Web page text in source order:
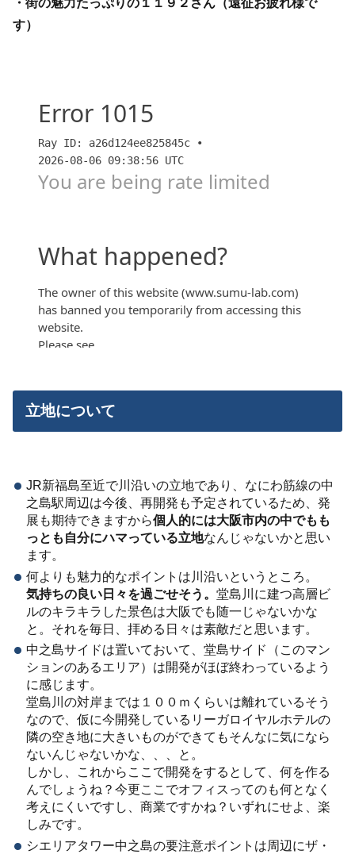
す）
大阪カジノIR認定!! 29年開業目指す! 京都-大阪・夢洲
(ゆめしま)をつなぐ最重要なエリアになりえるのか、
大注目の京阪「中之島」駅へ、そして『シエリアタワ
立地について
JR新福島至近で川沿いの立地であり、なにわ筋線の中
之島駅周辺は今後、再開発も予定されているため、発
展も期待できますから個人的には大阪市内の中でもも
っとも自分にハマっている立地なんじゃないかと思い
ます。
何よりも魅力的なポイントは川沿いというところ。
気持ちの良い日々を過ごせそう。 堂島川に建つ高層ビ
ルのキラキラした景色は大阪でも随一じゃないかな
と。それを毎日、拝める日々は素敵だと思います。
中之島サイドは置いておいて、堂島サイド（このマン
ションのあるエリア）は開発がほぼ終わっているよう
に感じます。
堂島川の対岸までは１００ｍくらいは離れているそう
なので、仮に今開発しているリーガロイヤルホテルの
隣の空き地に大きいものができてもそんなに気になら
ないんじゃないかな、、、と。
しかし、これからここで開発をするとして、何を作る
んでしょうね？今更ここでオフィスってのも何となく
考えにくいですし、商業ですかね？いずれにせよ、楽
しみです。
シエリアタワー中之島の要注意ポイントは周辺にザ・